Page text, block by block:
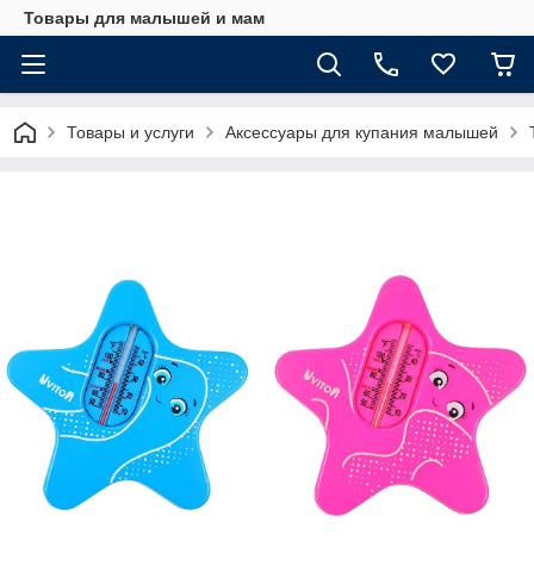
Товары для малышей и мам
Товары и услуги Аксессуары для купания малышей